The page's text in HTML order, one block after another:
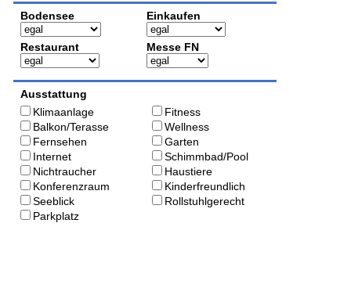
Bodensee Einkaufen
Restaurant Messe FN
Ausstattung
Klimaanlage
Balkon/Terasse
Fernsehen
Internet
Nichtraucher
Konferenzraum
Seeblick
Parkplatz
Fitness
Wellness
Garten
Schimmbad/Pool
Haustiere
Kinderfreundlich
Rollstuhlgerecht